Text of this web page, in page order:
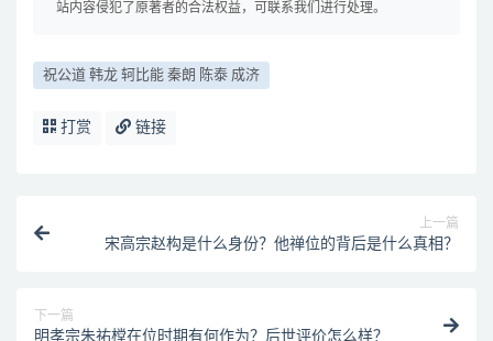
站内容侵犯了原著者的合法权益，可联系我们进行处理。
祝公道 韩龙 轲比能 秦朗 陈泰 成济
打赏 链接
上一篇
宋高宗赵构是什么身份？他禅位的背后是什么真相？
下一篇
明孝宗朱祐樘在位时期有何作为？后世评价怎么样？